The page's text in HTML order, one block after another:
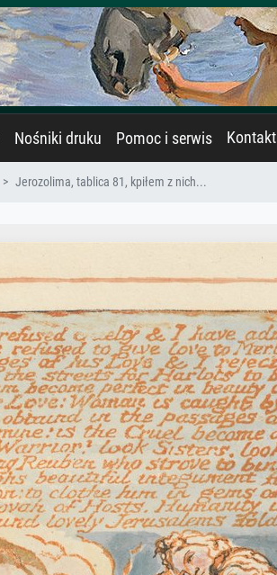
Nośniki druku Pomoc i serwis Kontakt
Jerozolima, tablica 81, kpiłem z nich...